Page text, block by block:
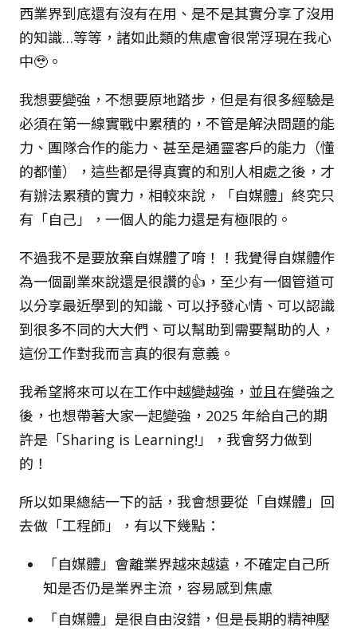
西業界到底還有沒有在用、是不是其實分享了沒用
的知識…等等，諸如此類的焦慮會很常浮現在我心
中🥹。
我想要變強，不想要原地踏步，但是有很多經驗是
必須在第一線實戰中累積的，不管是解決問題的能
力、團隊合作的能力、甚至是通靈客戶的能力（懂
的都懂），這些都是得真實的和別人相處之後，才
有辦法累積的實力，相較來說，「自媒體」終究只
有「自己」，一個人的能力還是有極限的。
不過我不是要放棄自媒體了唷！！我覺得自媒體作
為一個副業來說還是很讚的👍，至少有一個管道可
以分享最近學到的知識、可以抒發心情、可以認識
到很多不同的大大們、可以幫助到需要幫助的人，
這份工作對我而言真的很有意義。
我希望將來可以在工作中越變越強，並且在變強之
後，也想帶著大家一起變強，2025 年給自己的期
許是「Sharing is Learning!」，我會努力做到
的！
所以如果總結一下的話，我會想要從「自媒體」回
去做「工程師」，有以下幾點：
「自媒體」會離業界越來越遠，不確定自己所
知是否仍是業界主流，容易感到焦慮
「自媒體」是很自由沒錯，但是長期的精神壓